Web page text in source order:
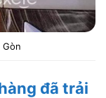
Gòn
đã trải